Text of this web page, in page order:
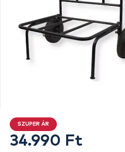
SZUPER ÁR
34.990 Ft